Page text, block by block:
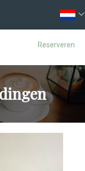
Reserveren